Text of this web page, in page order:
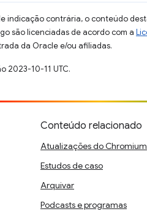
indicação contrária, o conteúdo
são licenciadas de acordo com a
da Oracle e/ou afiliadas.
2023-10-11 UTC.
Conteúdo relacionado
Atualizações do Chromium
Estudos de caso
Arquivar
Podcasts e programas